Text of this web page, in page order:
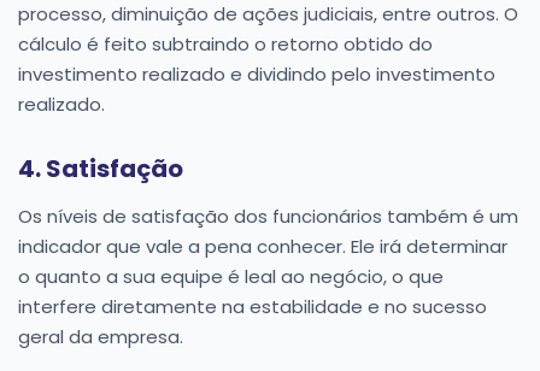
processo, diminuição de ações judiciais, entre outros. O
cálculo é feito subtraindo o retorno obtido do
investimento realizado e dividindo pelo investimento
realizado.
4. Satisfação
Os níveis de satisfação dos funcionários também é um
indicador que vale a pena conhecer. Ele irá determinar
o quanto a sua equipe é leal ao negócio, o que
interfere diretamente na estabilidade e no sucesso
geral da empresa.